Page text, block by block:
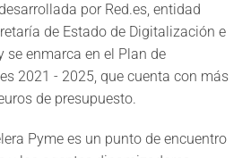
por Red.es, entidad
de Estado de Digitalización e
se enmarca en el Plan de
2021 - 2025, que cuenta con más
de presupuesto.
Pyme es un punto de encuentro